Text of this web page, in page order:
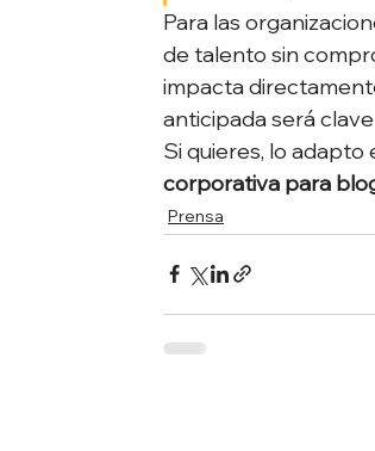
Para las
de talento sin
impacta
anticipada será
Si quieres, lo adapto
corporativa para
Prensa